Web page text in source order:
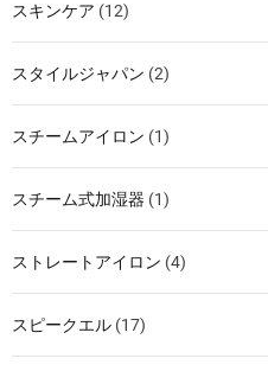
スキンケア (12)
スタイルジャパン (2)
スチームアイロン (1)
スチーム式加湿器 (1)
ストレートアイロン (4)
スピークエル (17)